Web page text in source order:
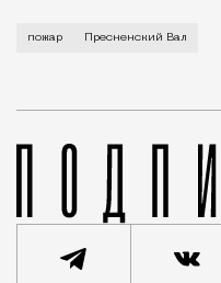
Об этом сообщает
пожар Пресненский Вал